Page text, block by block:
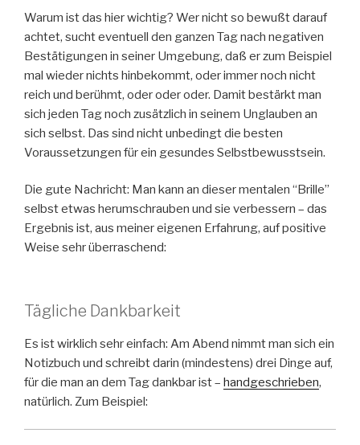
Warum ist das hier wichtig? Wer nicht so bewußt darauf
achtet, sucht eventuell den ganzen Tagnach negativen
Bestätigungen in seiner Umgebung, daß er zum Beispiel
mal wieder nichts hinbekommt, oder immer noch nicht
reich und berühmt, oder oder oder. Damit bestärkt man
sich jeden Tag noch zusätzlich in seinem Unglauben an
sich selbst. Das sind nicht unbedingt die besten
Voraussetzungen für ein gesundes Selbstbewusstsein.
Die gute Nachricht: Man kann an dieser mentalen “Brille”
selbst etwas herumschrauben und sie verbessern – das
Ergebnis ist, aus meiner eigenen Erfahrung, auf positive
Weise sehr überraschend:
Tägliche Dankbarkeit
Es ist wirklich sehr einfach: Am Abend nimmt man sich ein
Notizbuch und schreibt darin (mindestens) drei Dinge auf,
für die man an dem Tag dankbar ist – handgeschrieben,
natürlich. Zum Beispiel: